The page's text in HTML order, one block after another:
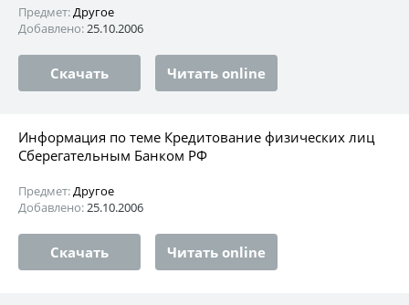
Предмет:Другое
Добавлено:25.10.2006
Скачать Читать online
Информация по теме Кредитование физических лиц
Сберегательным Банком РФ
Предмет:Другое
Добавлено:25.10.2006
Скачать Читать online